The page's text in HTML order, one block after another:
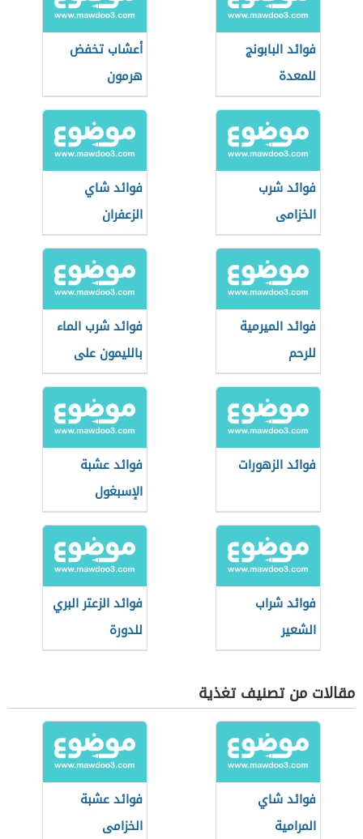
فوائد البابونج
للمعدة
أعشاب تخفض
هرمون
الإستروجين
فوائد شرب
الخزامى
فوائد شاي
الزعفران
فوائد الميرمية
للرحم
فوائد شرب الماء
بالليمون على
الريق
فوائد الزهورات
فوائد عشبة
الإسبغول
فوائد شراب
الشعير
فوائد الزعتر البري
للدورة
مقالات من تصنيف تغذية
فوائد شاي
المرامية
فوائد عشبة
الخزامى